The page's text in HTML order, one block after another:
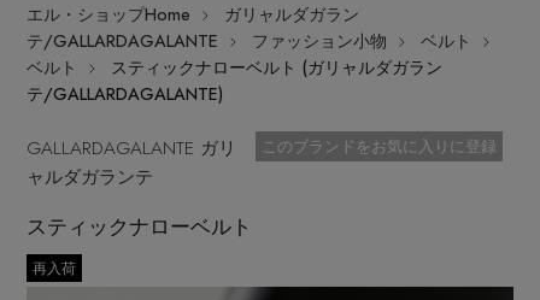
ITEMS ログイン
はじめてご利用の方
メールマガジン登録
SEE RESULTS
エル・ショップHome
ガリャルダガラン
テ/GALLARDAGALANTE
ファッション小物
ベルト
ベルト
スティックナローベルト (ガリャルダガラン
テ/GALLARDAGALANTE)
GALLARDAGALANTE ガリ
ャルダガランテ
お気に入り済
このブランドをお気に入りに登録
スティックナローベルト
再入荷